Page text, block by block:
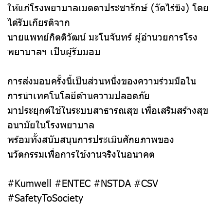
ให้แก่โรงพยาบาลเมตตาประชารักษ์ (วัดไร่ขิง) โดย
ได้รับเกียรติจาก
นายแพทย์กิตติวัฒน์ มะโนจันทร์ ผู้อำนวยการโรง
พยาบาลฯ เป็นผู้รับมอบ
การส่งมอบครั้งนี้เป็นส่วนหนึ่งของความร่วมมือใน
การนำเทคโนโลยีด้านความปลอดภัย
มาประยุกต์ใช้ในระบบสาธารณสุข เพื่อเสริมสร้างสุข
อนามัยในโรงพยาบาล
พร้อมทั้งสนับสนุนการประเมินศักยภาพของ
นวัตกรรมเพื่อการใช้งานจริงในอนาคต
#Kumwell #ENTEC #NSTDA #CSV
#SafetyToSociety